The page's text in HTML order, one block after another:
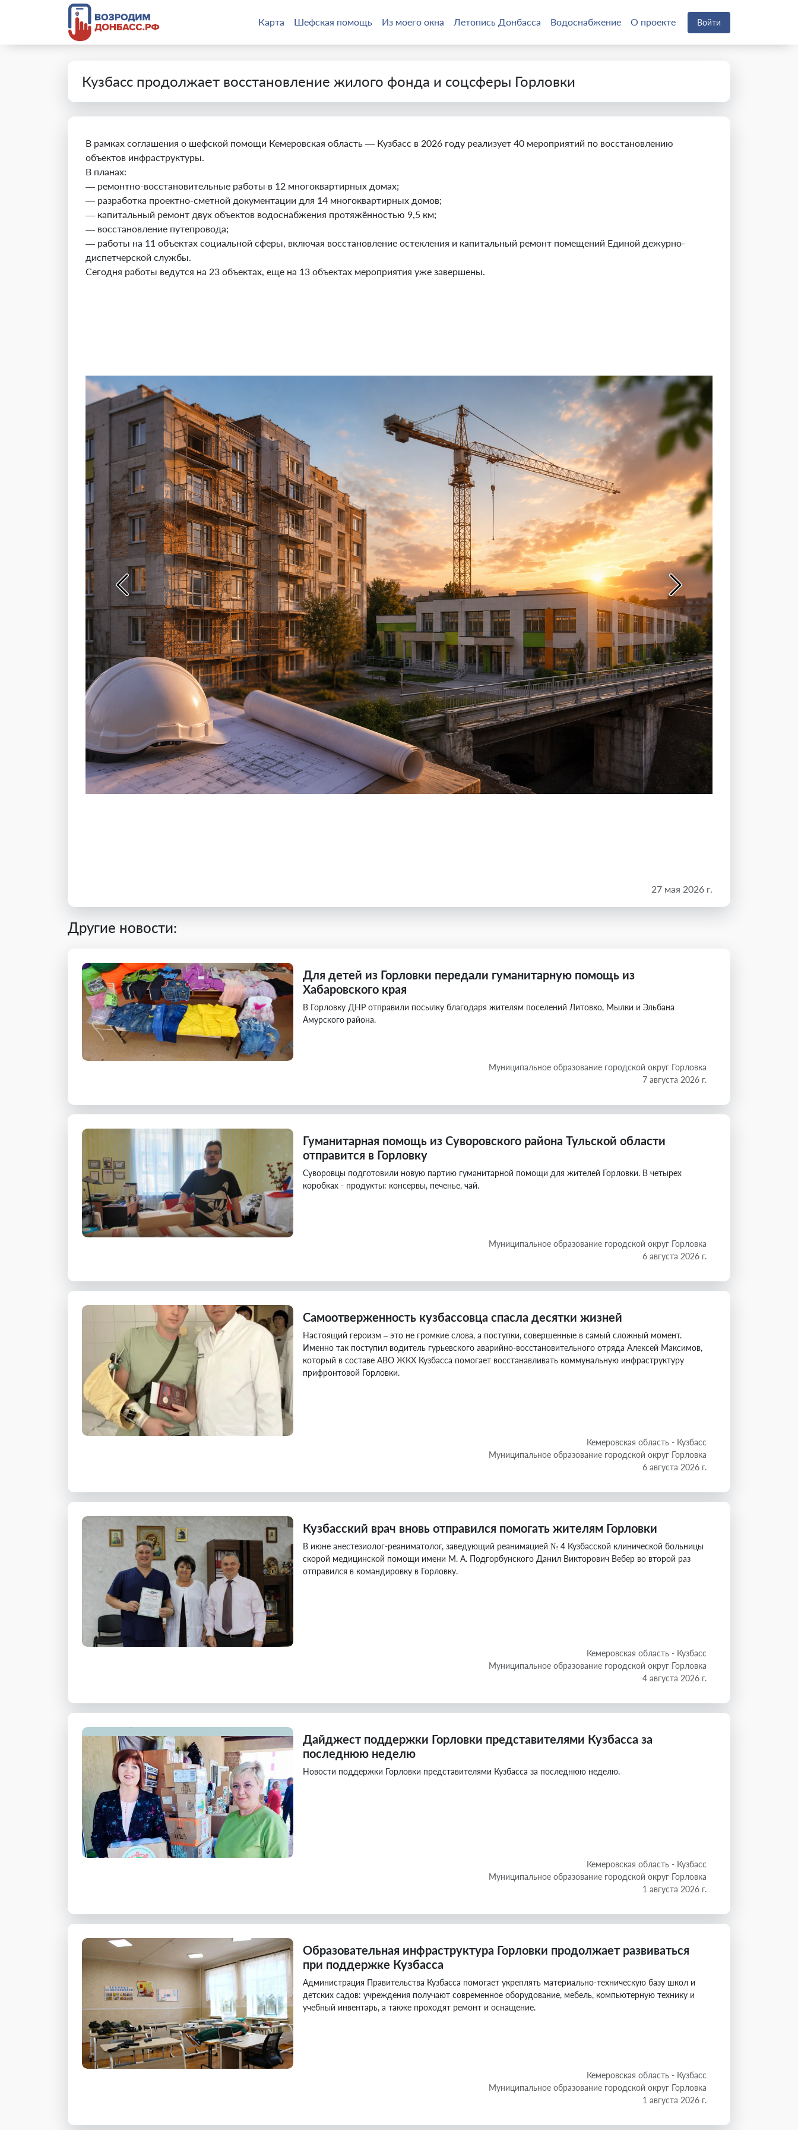
Карта Шефская помощь Из моего окна Летопись Донбасса Водоснабжение О проекте Войти
Кузбасс продолжает восстановление жилого фонда и соцсферы Горловки
В рамках соглашения о шефской помощи Кемеровская область — Кузбасс в 2026 году реализует 40 мероприятий по восстановлению
объектов инфраструктуры.
В планах:
— ремонтно-восстановительные работы в 12 многоквартирных домах;
— разработка проектно-сметной документации для 14 многоквартирных домов;
— капитальный ремонт двух объектов водоснабжения протяжённостью 9,5 км;
— восстановление путепровода;
— работы на 11 объектах социальной сферы, включая восстановление остекления и капитальный ремонт помещений Единой дежурно-
диспетчерской службы.
Сегодня работы ведутся на 23 объектах, еще на 13 объектах мероприятия уже завершены.
27 мая 2026 г.
Другие новости:
Для детей из Горловки передали гуманитарную помощь из
Хабаровского края
В Горловку ДНР отправили посылку благодаря жителям поселений Литовко, Мылки и Эльбана
Амурского района.
Муниципальное образование городской округ Горловка
7 августа 2026 г.
Гуманитарная помощь из Суворовского района Тульской области
отправится в Горловку
Суворовцы подготовили новую партию гуманитарной помощи для жителей Горловки. В четырех
коробках - продукты: консервы, печенье, чай.
Муниципальное образование городской округ Горловка
6 августа 2026 г.
Самоотверженность кузбассовца спасла десятки жизней
Настоящий героизм – это не громкие слова, а поступки, совершенные в самый сложный момент.
Именно так поступил водитель гурьевского аварийно-восстановительного отряда Алексей Максимов,
который в составе АВО ЖКХ Кузбасса помогает восстанавливать коммунальную инфраструктуру
прифронтовой Горловки.
Кемеровская область - Кузбасс
Муниципальное образование городской округ Горловка
6 августа 2026 г.
Кузбасский врач вновь отправился помогать жителям Горловки
В июне анестезиолог-реаниматолог, заведующий реанимацией № 4 Кузбасской клинической больницы
скорой медицинской помощи имени М. А. Подгорбунского Данил Викторович Вебер во второй раз
отправился в командировку в Горловку.
Кемеровская область - Кузбасс
Муниципальное образование городской округ Горловка
4 августа 2026 г.
Дайджест поддержки Горловки представителями Кузбасса за
последнюю неделю
Новости поддержки Горловки представителями Кузбасса за последнюю неделю.
Кемеровская область - Кузбасс
Муниципальное образование городской округ Горловка
1 августа 2026 г.
Образовательная инфраструктура Горловки продолжает развиваться
при поддержке Кузбасса
Администрация Правительства Кузбасса помогает укреплять материально-техническую базу школ и
детских садов: учреждения получают современное оборудование, мебель, компьютерную технику и
учебный инвентарь, а также проходят ремонт и оснащение.
Кемеровская область - Кузбасс
Муниципальное образование городской округ Горловка
1 августа 2026 г.